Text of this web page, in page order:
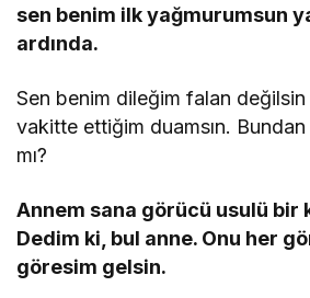
sen benim ilk yağmurumsun
ardında.
Sen benim dileğim falan
vakitte ettiğim duamsın.
mı?
Annem sana görücü usulü bir
Dedim ki, bul anne. Onu her
göresim gelsin.